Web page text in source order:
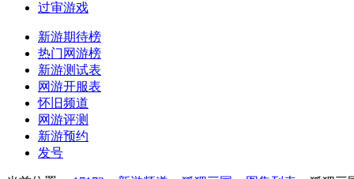
过审游戏
新游期待榜
热门网游榜
新游测试表
网游开服表
怀旧频道
网游评测
新游预约
发号